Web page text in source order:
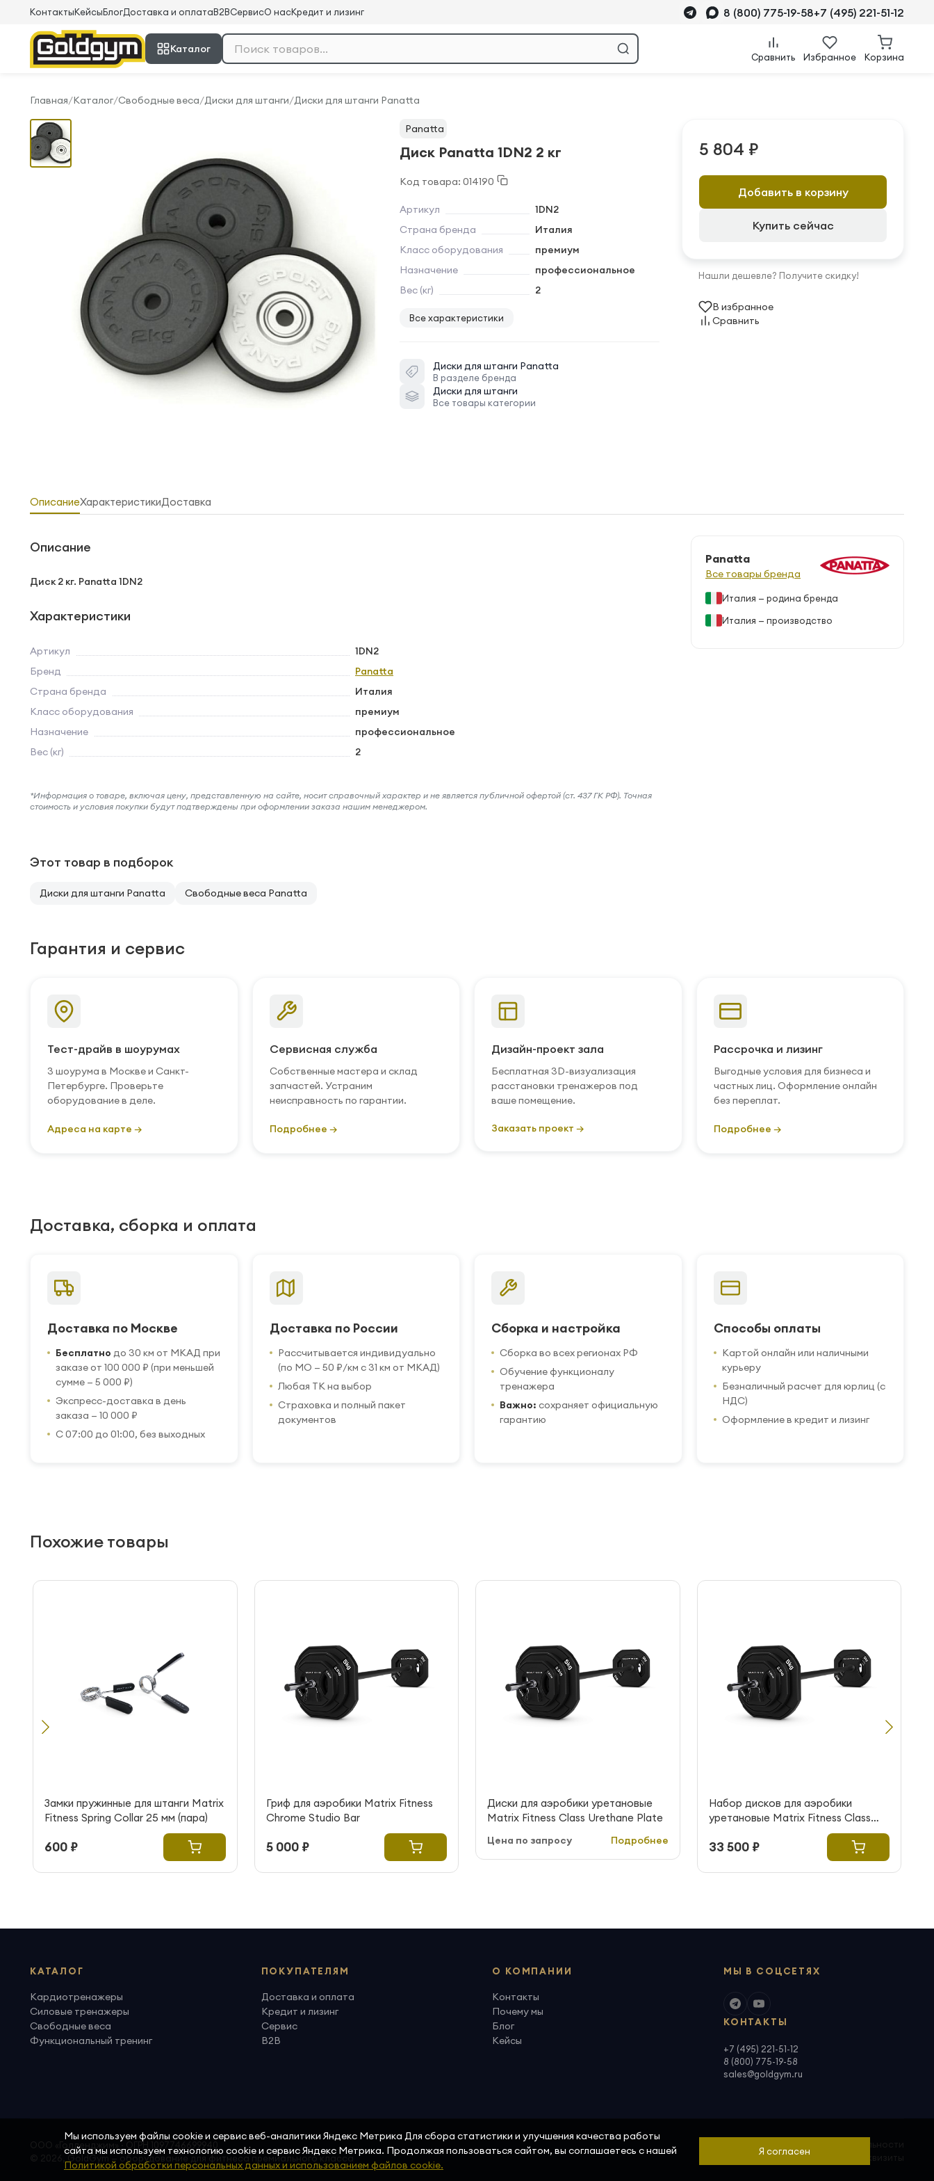
КонтактыКейсыБлогДоставка и оплатаB2BСервисО насКредит и лизинг 8 (800) 775-19-58+7 (495) 221-51-12
Каталог
Сравнить Избранное Корзина
Главная/Каталог/Свободные веса/Диски для штанги/Диски для штанги Panatta
Panatta
Диск Panatta 1DN2 2 кг
Код товара: 014190
Артикул
1DN2
Страна бренда
Италия
Класс оборудования
премиум
Назначение
профессиональное
Вес (кг)
2
Все характеристики
Диски для штанги Panatta
В разделе бренда
Диски для штанги
Все товары категории
5 804 ₽
Добавить в корзину
Купить сейчас
Нашли дешевле? Получите скидку!
В избранное
Сравнить
ОписаниеХарактеристикиДоставка
Описание
Диск 2 кг. Panatta 1DN2
Характеристики
Артикул
1DN2
Бренд
Panatta
Страна бренда
Италия
Класс оборудования
премиум
Назначение
профессиональное
Вес (кг)
2
*Информация о товаре, включая цену, представленную на сайте, носит справочный характер и не является публичной офертой (ст. 437 ГК РФ). Точная
стоимость и условия покупки будут подтверждены при оформлении заказа нашим менеджером.
Panatta
Все товары бренда
Италия — родина бренда
Италия — производство
Этот товар в подборок
Диски для штанги Panatta Свободные веса Panatta
Гарантия и сервис
Тест-драйв в шоурумах
3 шоурума в Москве и Санкт-
Петербурге. Проверьте
оборудование в деле.
Адреса на карте →
Сервисная служба
Собственные мастера и склад
запчастей. Устраним
неисправность по гарантии.
Подробнее →
Дизайн-проект зала
Бесплатная 3D-визуализация
расстановки тренажеров под
ваше помещение.
Заказать проект →
Рассрочка и лизинг
Выгодные условия для бизнеса и
частных лиц. Оформление онлайн
без переплат.
Подробнее →
Доставка, сборка и оплата
Доставка по Москве
Бесплатно до 30 км от МКАД при
заказе от 100 000 ₽ (при меньшей
сумме — 5 000 ₽)
Экспресс-доставка в день
заказа — 10 000 ₽
С 07:00 до 01:00, без выходных
Доставка по России
Рассчитывается индивидуально
(по МО — 50 ₽/км с 31 км от МКАД)
Любая ТК на выбор
Страховка и полный пакет
документов
Сборка и настройка
Сборка во всех регионах РФ
Обучение функционалу
тренажера
Важно: сохраняет официальную
гарантию
Способы оплаты
Картой онлайн или наличными
курьеру
Безналичный расчет для юрлиц (с
НДС)
Оформление в кредит и лизинг
Похожие товары
Замки пружинные для штанги Matrix
Fitness Spring Collar 25 мм (пара)
600 ₽
Гриф для аэробики Matrix Fitness
Chrome Studio Bar
5 000 ₽
Диски для аэробики уретановые
Matrix Fitness Class Urethane Plate
Цена по запросу Подробнее
Набор дисков для аэробики
уретановые Matrix Fitness Class
33 500 ₽
КАТАЛОГ
Кардиотренажеры
Силовые тренажеры
Свободные веса
Функциональный тренинг
ПОКУПАТЕЛЯМ
Доставка и оплата
Кредит и лизинг
Сервис
B2B
О КОМПАНИИ
Контакты
Почему мы
Блог
Кейсы
МЫ В СОЦСЕТЯХ
КОНТАКТЫ
+7 (495) 221-51-12
8 (800) 775-19-58
sales@goldgym.ru
ООО «Голденджим» · ОГРН 1097746699940
© 2026, GoldGym — оборудование для фитнеса премиального класса
Мы используем файлы cookie и сервис веб-аналитики Яндекс Метрика Для сбора статистики и улучшения качества работы
сайта мы используем технологию cookie и сервис Яндекс Метрика. Продолжая пользоваться сайтом, вы соглашаетесь с нашей
Политикой обработки персональных данных и использованием файлов cookie.
Я согласен